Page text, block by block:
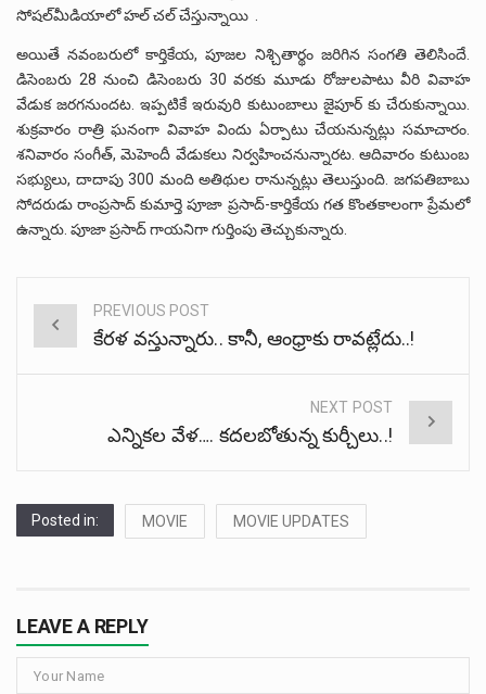
సోషల్‌మీడియాలో హల్ చల్ చేస్తున్నాయి .
అయితే నవంబరులో కార్తికేయ, పూజల నిశ్చితార్థం జరిగిన సంగతి తెలిసిందే.
డిసెంబరు 28 నుంచి డిసెంబరు 30 వరకు మూడు రోజులపాటు వీరి వివాహ
వేడుక జరగనుందట. ఇప్పటికే ఇరువురి కుటుంబాలు జైపూర్ కు చేరుకున్నాయి.
శుక్రవారం రాత్రి ఘనంగా వివాహ విందు ఏర్పాటు చేయనున్నట్లు సమాచారం.
శనివారం సంగీత్‌, మెహెందీ వేడుకలు నిర్వహించనున్నారట. ఆదివారం కుటుంబ
సభ్యులు, దాదాపు 300 మంది అతిథుల రానున్నట్లు తెలుస్తుంది. జగపతిబాబు
సోదరుడు రాంప్రసాద్ కుమార్తె పూజా ప్రసాద్‌-కార్తికేయ గత కొంతకాలంగా ప్రేమలో
ఉన్నారు. పూజా ప్రసాద్‌ గాయనిగా గుర్తింపు తెచ్చుకున్నారు.
Post
navigation
PREVIOUS POST
కేరళ వస్తున్నారు.. కానీ, ఆంధ్రాకు రావట్లేదు..!
NEXT POST
ఎన్నికల వేళ…. కదలబోతున్న కుర్చీలు..!
Posted in: MOVIE MOVIE UPDATES
LEAVE A REPLY